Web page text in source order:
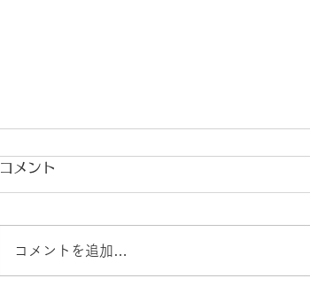
コメント
コメントを追加…